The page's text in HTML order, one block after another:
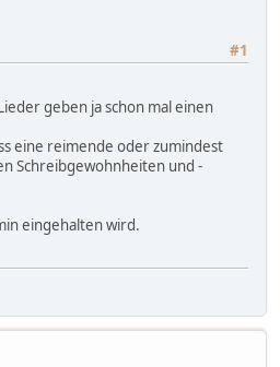
#1
geben ja schon mal einen
eine reimende oder zumindest
Schreibgewohnheiten und -
eingehalten wird.